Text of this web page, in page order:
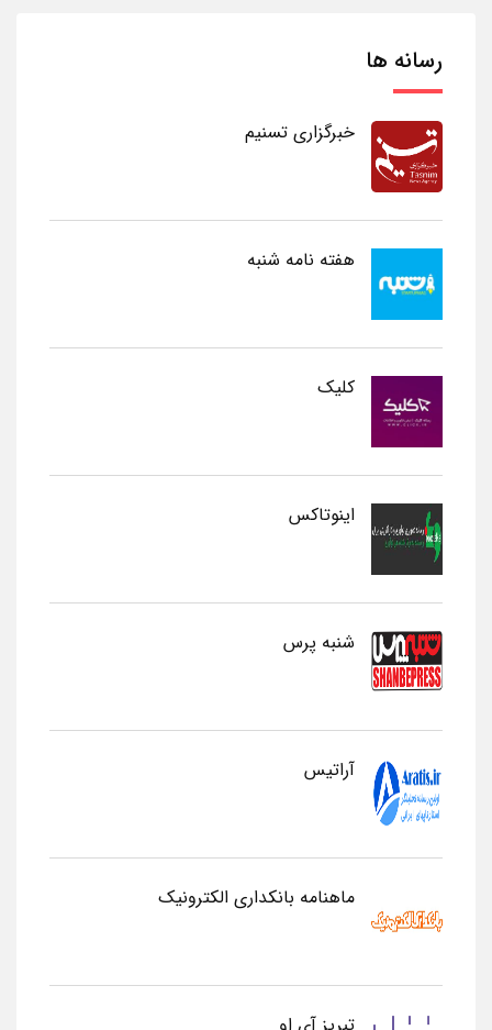
رسانه ها
خبرگزاری تسنیم
هفته نامه شنبه
کلیک
اینوتاکس
شنبه پرس
آراتیس
ماهنامه بانکداری الکترونیک